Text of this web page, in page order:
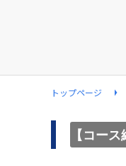
トップページ
【コース